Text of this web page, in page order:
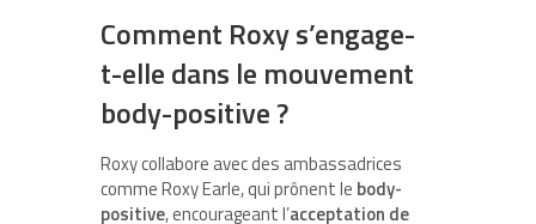
Comment Roxy s’engage-
t-elle dans le mouvement
body-positive ?
Roxy collabore avec des ambassadrices
comme Roxy Earle, qui prônent le body-
positive, encourageant l’acceptation de